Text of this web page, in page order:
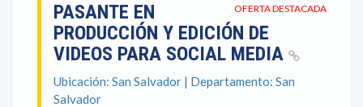
OFERTA DESTACADA
PASANTE EN
PRODUCCIÓN Y EDICIÓN DE
VIDEOS PARA SOCIAL MEDIA
Ubicación: San Salvador | Departamento: San
Salvador